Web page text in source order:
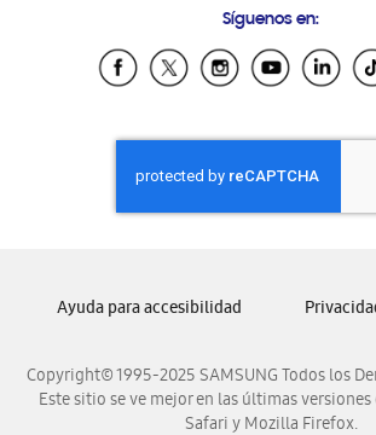
Samsung Ecuador
Samsung El Salvador
Samsung Honduras
Samsung Nicaragua
Samsung Panamá
Samsung Venezuela
Síguenos en:
Copyright© 1995-2025 SAMSUNG Todos los
Este sitio se ve mejor en las últimas versiones
Safari y Mozilla Firefox.
Ayuda para accesibilidad